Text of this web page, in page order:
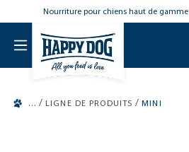
main contentNourriture pour chiens haut de gamme
/ LIGNE DE PRODUITS / MINI